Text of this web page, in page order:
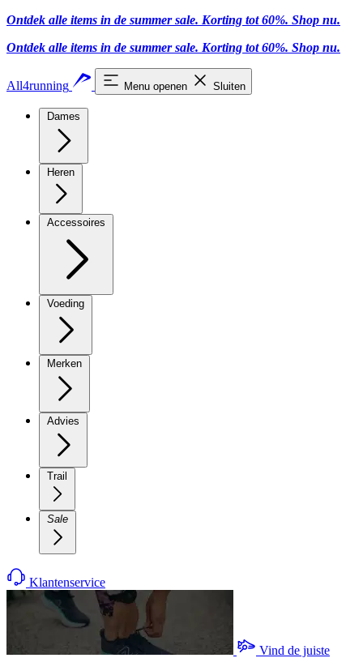
Ontdek alle items in de summer sale. Korting tot 60%. Shop nu.
Ontdek alle items in de summer sale. Korting tot 60%. Shop nu.
All4running Menu openen Sluiten
Dames
Heren
Accessoires
Voeding
Merken
Advies
Trail
Sale
Klantenservice
Vind de juiste